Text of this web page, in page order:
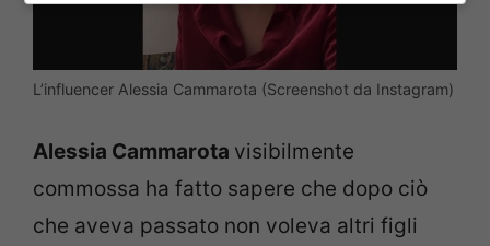
L’influencer Alessia Cammarota (Screenshot da Instagram)
Alessia Cammarota visibilmente
commossa ha fatto sapere che dopo ciò
che aveva passato non voleva altri figli